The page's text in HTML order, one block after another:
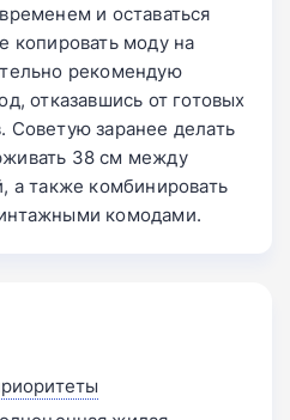
и оставаться
копировать моду на
рекомендую
отказавшись от готовых
Советую заранее делать
38 см между
а также комбинировать
комодами.